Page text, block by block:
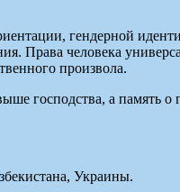
гендерной
Права человека
произвола.
господства, а память о
Украины.